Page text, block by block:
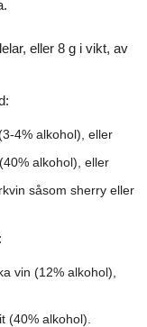
eller 8 g i vikt, av
4% alkohol), eller
alkohol), eller
såsom sherry eller
vin (12% alkohol),
(40% alkohol).